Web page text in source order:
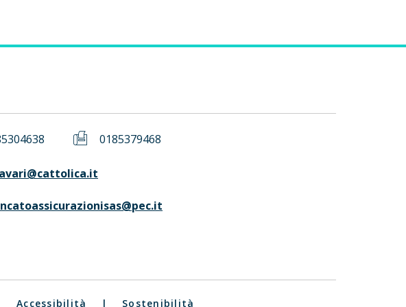
0185379468
Accessibilità | Sostenibilità